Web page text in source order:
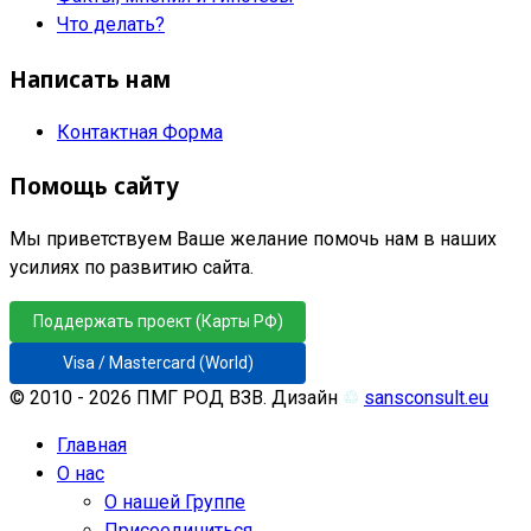
Что делать?
Написать нам
Контактная Форма
Помощь сайту
Мы приветствуем Ваше желание помочь нам в наших
усилиях по развитию сайта.
Поддержать проект (Карты РФ)
Visa / Mastercard (World)
© 2010 - 2026 ПМГ РОД ВЗВ. Дизайн ♲ sansconsult.eu
Главная
О нас
О нашей Группе